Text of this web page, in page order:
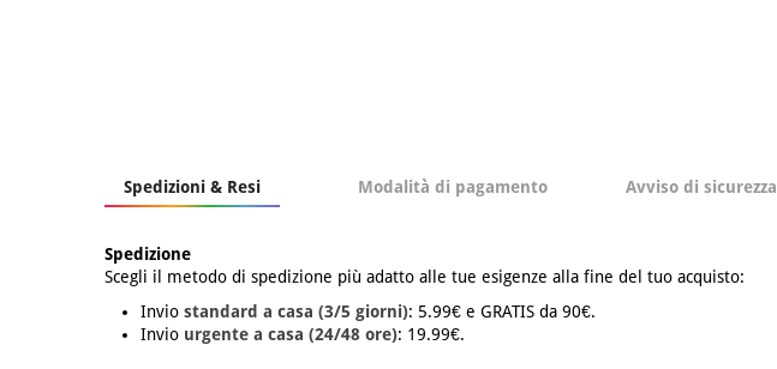
Spedizioni & Resi Modalità di pagamento Avviso di sicurezza
Spedizione
Scegli il metodo di spedizione più adatto alle tue esigenze alla fine del tuo acquisto:
Invio standard a casa (3/5 giorni): 5.99€ e GRATIS da 90€.
Invio urgente a casa (24/48 ore): 19.99€.